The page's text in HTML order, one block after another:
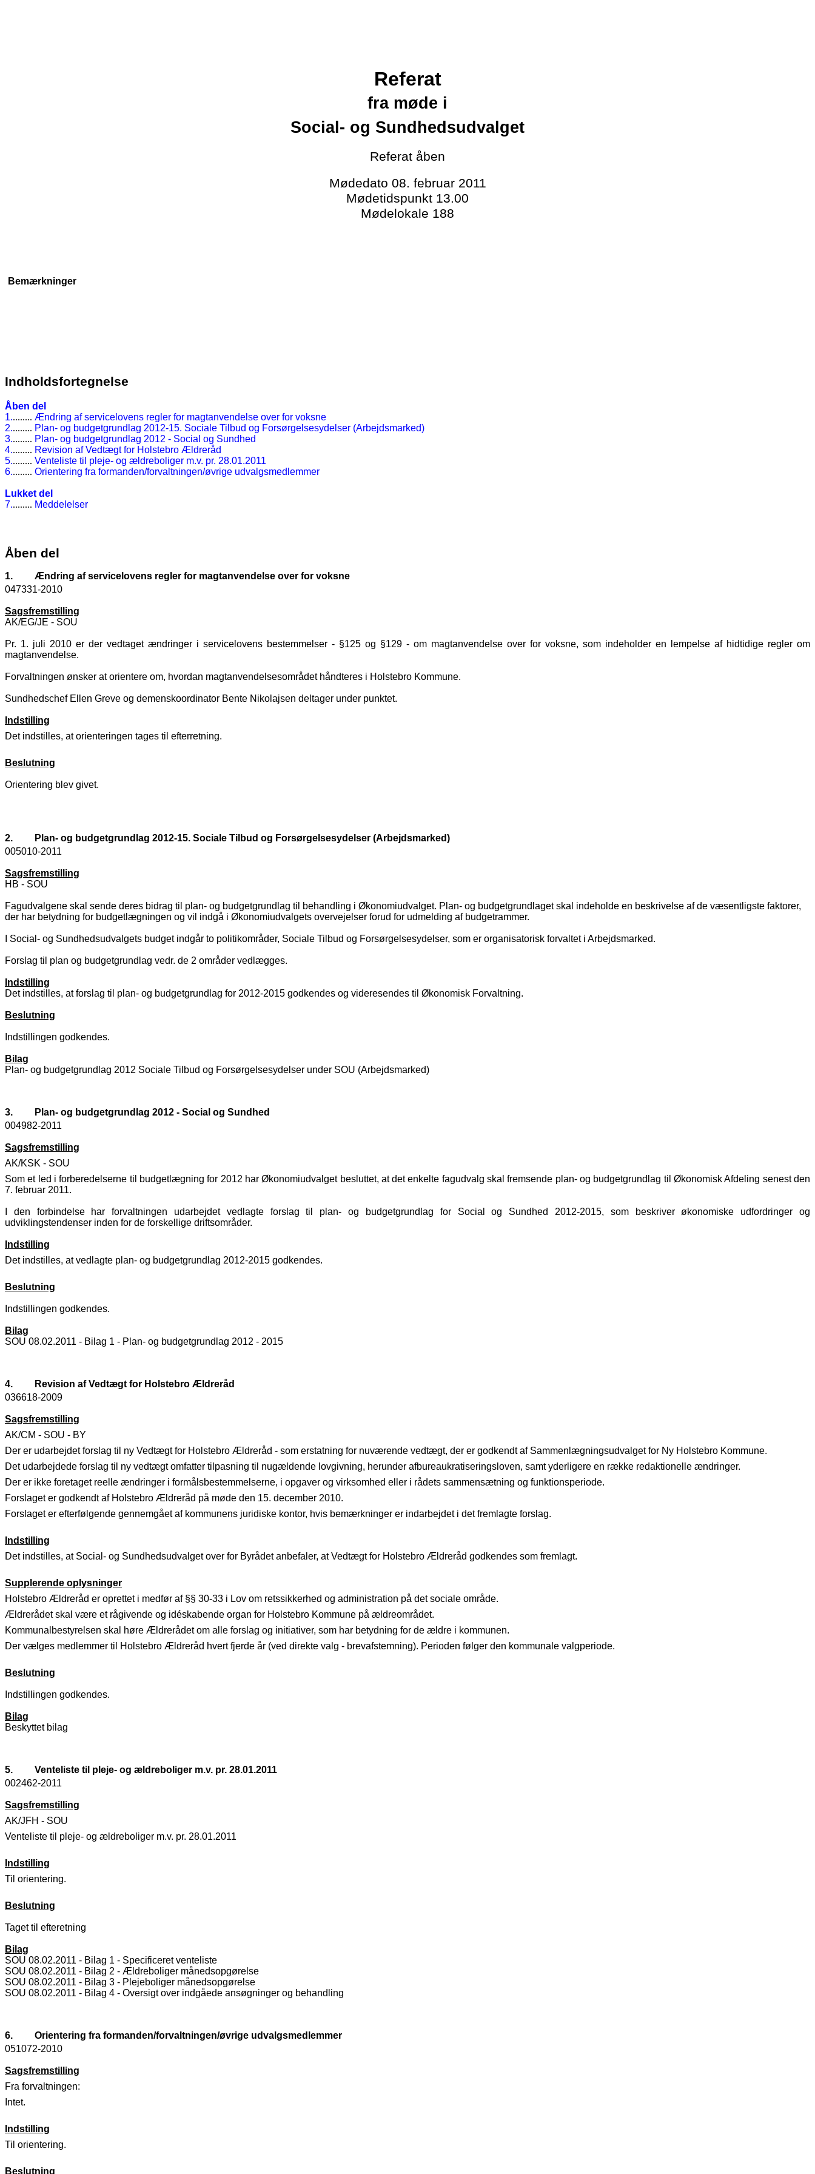
Referat
fra møde i
Social- og Sundhedsudvalget
Referat åben
Mødedato 08. februar 2011
Mødetidspunkt 13.00
Mødelokale 188
Bemærkninger
Indholdsfortegnelse
Åben del
1......... Ændring af servicelovens regler for magtanvendelse over for voksne
2......... Plan- og budgetgrundlag 2012-15. Sociale Tilbud og Forsørgelsesydelser (Arbejdsmarked)
3......... Plan- og budgetgrundlag 2012 - Social og Sundhed
4......... Revision af Vedtægt for Holstebro Ældreråd
5......... Venteliste til pleje- og ældreboliger m.v. pr. 28.01.2011
6......... Orientering fra formanden/forvaltningen/øvrige udvalgsmedlemmer
Lukket del
7......... Meddelelser
Åben del
1.
Ændring af servicelovens regler for magtanvendelse over for voksne
047331-2010
Sagsfremstilling
AK/EG/JE - SOU
Pr. 1. juli 2010 er der vedtaget ændringer i servicelovens bestemmelser - §125 og §129 - om magtanvendelse over for voksne, som indeholder en lempelse af hidtidige regler om
magtanvendelse.
Forvaltningen ønsker at orientere om, hvordan magtanvendelsesområdet håndteres i Holstebro Kommune.
Sundhedschef Ellen Greve og demenskoordinator Bente Nikolajsen deltager under punktet.
Indstilling
Det indstilles, at orienteringen tages til efterretning.
Beslutning
Orientering blev givet.
2.
Plan- og budgetgrundlag 2012-15. Sociale Tilbud og Forsørgelsesydelser (Arbejdsmarked)
005010-2011
Sagsfremstilling
HB - SOU
Fagudvalgene skal sende deres bidrag til plan- og budgetgrundlag til behandling i Økonomiudvalget. Plan- og budgetgrundlaget skal indeholde en beskrivelse af de væsentligste faktorer,
der har betydning for budgetlægningen og vil indgå i Økonomiudvalgets overvejelser forud for udmelding af budgetrammer.
I Social- og Sundhedsudvalgets budget indgår to politikområder, Sociale Tilbud og Forsørgelsesydelser, som er organisatorisk forvaltet i Arbejdsmarked.
Forslag til plan og budgetgrundlag vedr. de 2 områder vedlægges.
Indstilling
Det indstilles, at forslag til plan- og budgetgrundlag for 2012-2015 godkendes og videresendes til Økonomisk Forvaltning.
Beslutning
Indstillingen godkendes.
Bilag
Plan- og budgetgrundlag 2012 Sociale Tilbud og Forsørgelsesydelser under SOU (Arbejdsmarked)
3.
Plan- og budgetgrundlag 2012 - Social og Sundhed
004982-2011
Sagsfremstilling
AK/KSK - SOU
Som et led i forberedelserne til budgetlægning for 2012 har Økonomiudvalget besluttet, at det enkelte fagudvalg skal fremsende plan- og budgetgrundlag til Økonomisk Afdeling senest den
7. februar 2011.
I den forbindelse har forvaltningen udarbejdet vedlagte forslag til plan- og budgetgrundlag for Social og Sundhed 2012-2015, som beskriver økonomiske udfordringer og
udviklingstendenser inden for de forskellige driftsområder.
Indstilling
Det indstilles, at vedlagte plan- og budgetgrundlag 2012-2015 godkendes.
Beslutning
Indstillingen godkendes.
Bilag
SOU 08.02.2011 - Bilag 1 - Plan- og budgetgrundlag 2012 - 2015
4.
Revision af Vedtægt for Holstebro Ældreråd
036618-2009
Sagsfremstilling
AK/CM - SOU - BY
Der er udarbejdet forslag til ny Vedtægt for Holstebro Ældreråd - som erstatning for nuværende vedtægt, der er godkendt af Sammenlægningsudvalget for Ny Holstebro Kommune.
Det udarbejdede forslag til ny vedtægt omfatter tilpasning til nugældende lovgivning, herunder afbureaukratiseringsloven, samt yderligere en række redaktionelle ændringer.
Der er ikke foretaget reelle ændringer i formålsbestemmelserne, i opgaver og virksomhed eller i rådets sammensætning og funktionsperiode.
Forslaget er godkendt af Holstebro Ældreråd på møde den 15. december 2010.
Forslaget er efterfølgende gennemgået af kommunens juridiske kontor, hvis bemærkninger er indarbejdet i det fremlagte forslag.
Indstilling
Det indstilles, at Social- og Sundhedsudvalget over for Byrådet anbefaler, at Vedtægt for Holstebro Ældreråd godkendes som fremlagt.
Supplerende oplysninger
Holstebro Ældreråd er oprettet i medfør af §§ 30-33 i Lov om retssikkerhed og administration på det sociale område.
Ældrerådet skal være et rågivende og idéskabende organ for Holstebro Kommune på ældreområdet.
Kommunalbestyrelsen skal høre Ældrerådet om alle forslag og initiativer, som har betydning for de ældre i kommunen.
Der vælges medlemmer til Holstebro Ældreråd hvert fjerde år (ved direkte valg - brevafstemning). Perioden følger den kommunale valgperiode.
Beslutning
Indstillingen godkendes.
Bilag
Beskyttet bilag
5.
Venteliste til pleje- og ældreboliger m.v. pr. 28.01.2011
002462-2011
Sagsfremstilling
AK/JFH - SOU
Venteliste til pleje- og ældreboliger m.v. pr. 28.01.2011
Indstilling
Til orientering.
Beslutning
Taget til efteretning
Bilag
SOU 08.02.2011 - Bilag 1 - Specificeret venteliste
SOU 08.02.2011 - Bilag 2 - Ældreboliger månedsopgørelse
SOU 08.02.2011 - Bilag 3 - Plejeboliger månedsopgørelse
SOU 08.02.2011 - Bilag 4 - Oversigt over indgåede ansøgninger og behandling
6.
Orientering fra formanden/forvaltningen/øvrige udvalgsmedlemmer
051072-2010
Sagsfremstilling
Fra forvaltningen:
Intet.
Indstilling
Til orientering.
Beslutning